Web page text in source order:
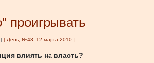
проигрывать
[ День, №43, 12 марта 2010 ]
влиять на власть?